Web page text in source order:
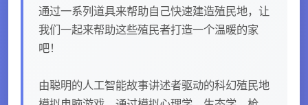
通过一系列道具来帮助自己快速建造殖民地，让
我们一起来帮助这些殖民者打造一个温暖的家
吧！
由聪明的人工智能故事讲述者驱动的科幻殖民地